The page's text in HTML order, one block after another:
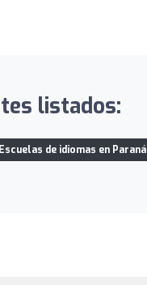
listados:
de idiomas en Paraná